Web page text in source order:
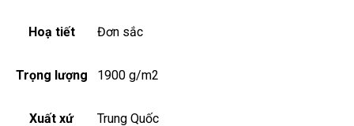
Hoạ tiết Đơn sắc
Trọng lượng 1900 g/m2
Xuất xứ Trung Quốc